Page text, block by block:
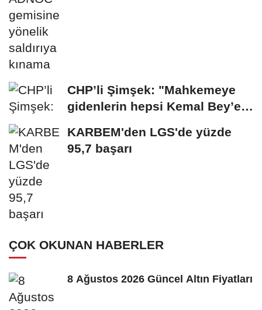
CHP’li Şimşek: "Mahkemeye
gidenlerin hepsi Kemal Bey’e
KARBEM'den LGS'de yüzde
95,7 başarı
ÇOK OKUNAN HABERLER
8 Ağustos 2026 Güncel Altın Fiyatları